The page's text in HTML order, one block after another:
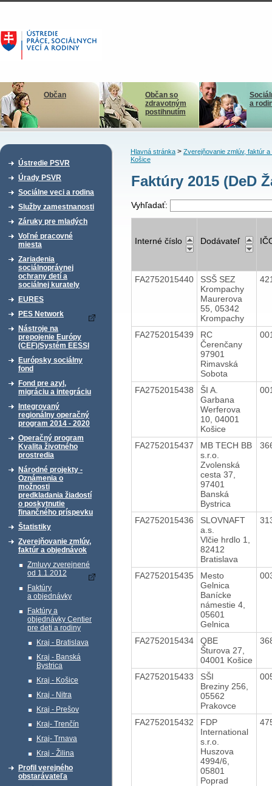
Občan
Občan so
zdravotným
postihnutím
a
Ústredie PSVR
Úrady PSVR
Sociálne veci a rodina
Služby zamestnanosti
Záruky pre mladých
Voľné pracovné
miesta
Zariadenia
sociálnoprávnej
ochrany detí a
sociálnej kurately
EURES
PES Network
Nástroje na
prepojenie Európy
(CEF)/Systém EESSI
Európsky sociálny
fond
Fond pre azyl,
migráciu a integráciu
Integrovaný
regionálny operačný
program 2014 - 2020
Operačný program
Kvalita životného
prostredia
Národné projekty -
Oznámenia o
možnosti
predkladania žiadostí
o poskytnutie
finančného príspevku
Štatistiky
Zverejňovanie zmlúv,
faktúr a objednávok
Zmluvy zverejnené
od 1.1.2012
Faktúry
a objednávky
Faktúry a
objednávky Centier
pre deti a rodiny
Kraj - Bratislava
Kraj - Banská
Bystrica
Kraj - Košice
Kraj - Nitra
Kraj - Prešov
Kraj- Trenčín
Kraj- Trnava
Kraj - Žilina
Profil verejného
obstarávateľa
Hlavná stránka> Zverejňovanie zmlúv, faktúr a
Košice
Faktúry 2015 (DeD
Vyhľadať:
Interné číslo Dodávateľ
FA2752015440
SSŠ SEZ
Krompachy
Maurerova
55, 05342
Krompachy
FA2752015439
RC
Čerenčany
97901
Rimavská
Sobota
FA2752015438
ŠI A.
Garbana
Werferova
10, 04001
Košice
FA2752015437
MB TECH BB
s.r.o.
Zvolenská
cesta 37,
97401
Banská
Bystrica
FA2752015436
SLOVNAFT
a.s.
Vlčie hrdlo 1,
82412
Bratislava
FA2752015435
Mesto
Gelnica
Banícke
námestie 4,
05601
Gelnica
FA2752015434
QBE
Šturova 27,
04001 Košice
FA2752015433
SŠI
Breziny 256,
05562
Prakovce
FA2752015432
FDP
International
s.r.o.
Huszova
4994/6,
05801
Poprad